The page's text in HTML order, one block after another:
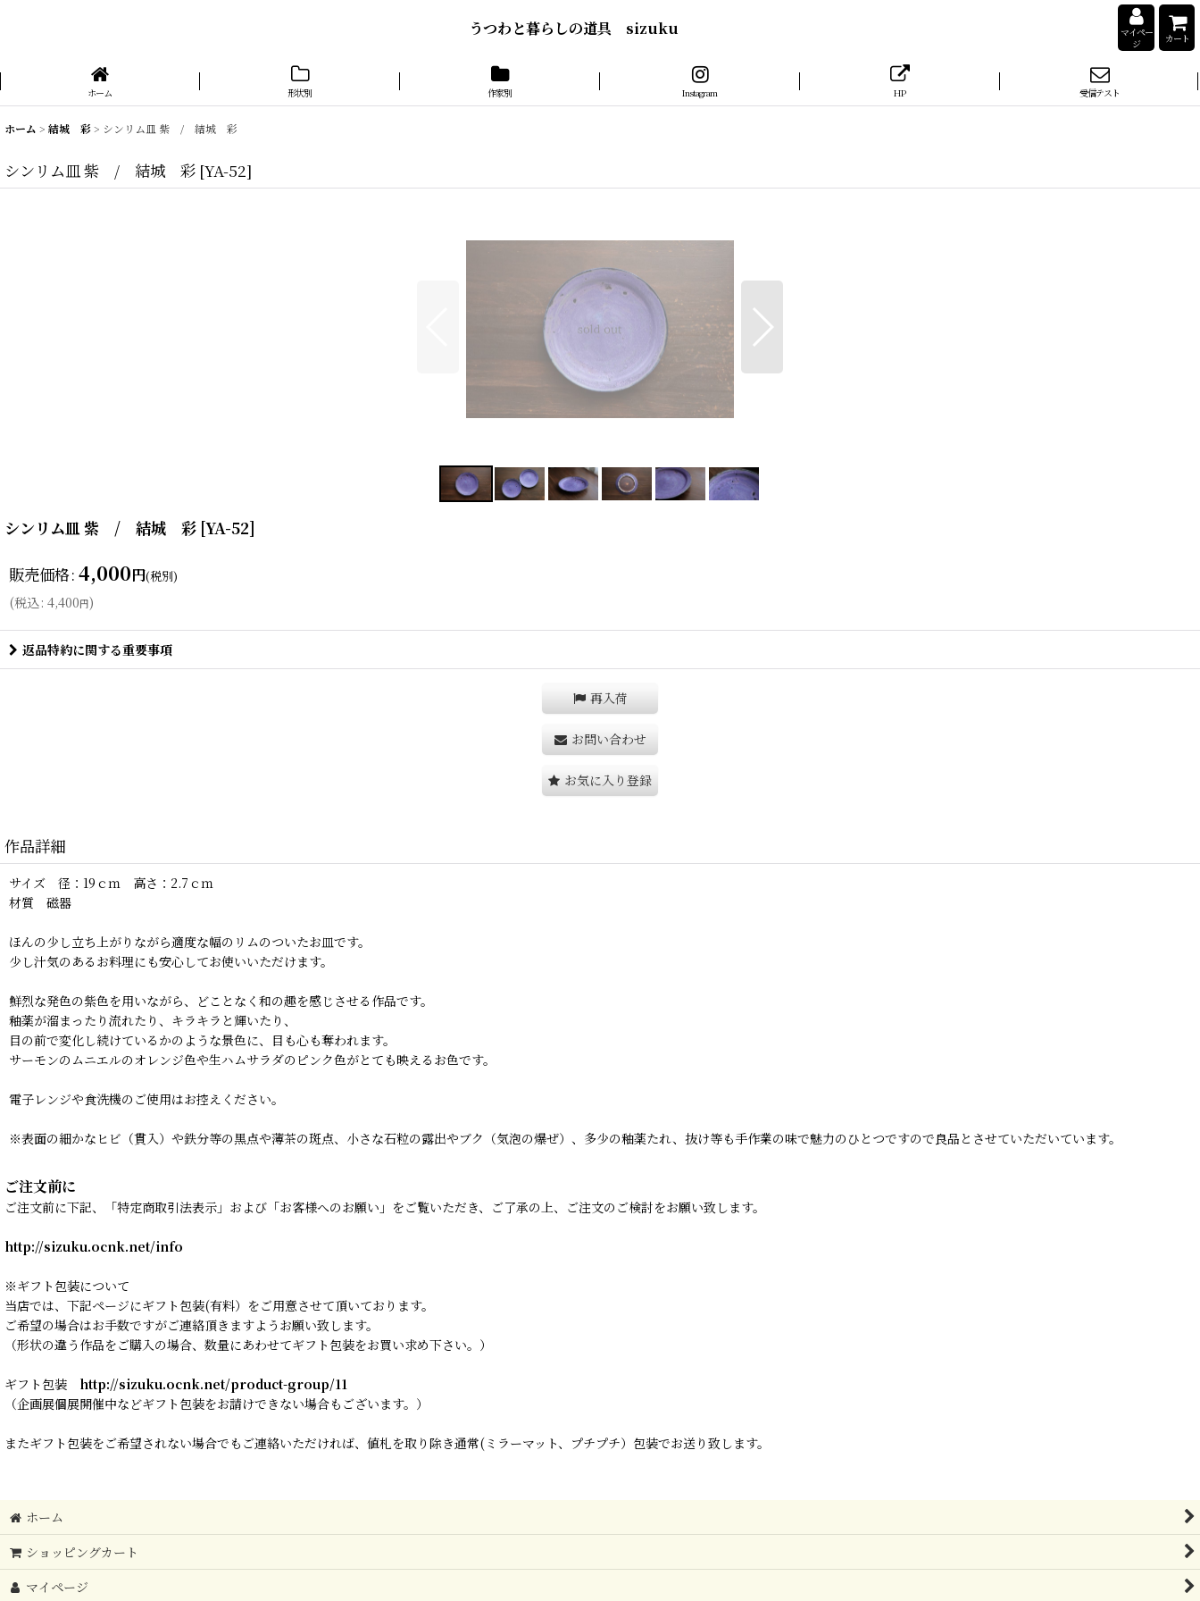
うつわと暮らしの道具 sizuku
マイペー
ジ
カート
ホーム 形状別 作家別 Instagram HP 受信テスト
ホーム > 結城 彩> シンリム皿 紫 / 結城 彩
シンリム皿 紫 / 結城 彩 [YA-52]
シンリム皿 紫 / 結城 彩 [YA-52]
販売価格: 4,000円(税別)
(税込: 4,400円)
返品特約に関する重要事項
再入荷
お問い合わせ
お気に入り登録
作品詳細
サイズ 径：19ｃｍ 高さ：2.7ｃｍ
材質 磁器
ほんの少し立ち上がりながら適度な幅のリムのついたお皿です。
少し汁気のあるお料理にも安心してお使いいただけます。
鮮烈な発色の紫色を用いながら、どことなく和の趣を感じさせる作品です。
釉薬が溜まったり流れたり、キラキラと輝いたり、
目の前で変化し続けているかのような景色に、目も心も奪われます。
サーモンのムニエルのオレンジ色や生ハムサラダのピンク色がとても映えるお色です。
電子レンジや食洗機のご使用はお控えください。
※表面の細かなヒビ（貫入）や鉄分等の黒点や薄茶の斑点、小さな石粒の露出やブク（気泡の爆ぜ）、多少の釉薬たれ、抜け等も手作業の味で魅力のひとつですので良品とさせていただいています。
ご注文前に
ご注文前に下記、「特定商取引法表示」および「お客様へのお願い」をご覧いただき、ご了承の上、ご注文のご検討をお願い致します。
http://sizuku.ocnk.net/info
※ギフト包装について
当店では、下記ページにギフト包装(有料）をご用意させて頂いております。
ご希望の場合はお手数ですがご連絡頂きますようお願い致します。
（形状の違う作品をご購入の場合、数量にあわせてギフト包装をお買い求め下さい。）
ギフト包装 http://sizuku.ocnk.net/product-group/11
（企画展個展開催中などギフト包装をお請けできない場合もございます。）
またギフト包装をご希望されない場合でもご連絡いただければ、値札を取り除き通常(ミラーマット、プチプチ）包装でお送り致します。
ホーム
ショッピングカート
マイページ